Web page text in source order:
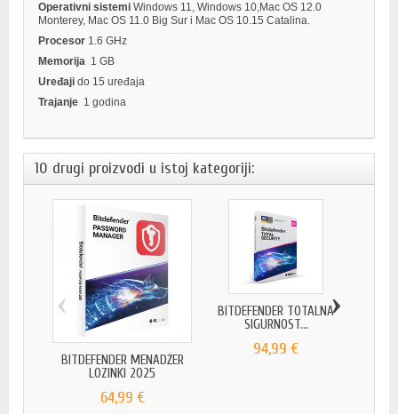
Operativni sistemi Windows 11, Windows 10,Mac OS 12.0
Monterey, Mac OS 11.0 Big Sur i Mac OS 10.15 Catalina.
Procesor 1.6 GHz
Memorija 1 GB
Uređaji do 15 uređaja
Trajanje 1 godina
10 drugi proizvodi u istoj kategoriji:
BITDEFENDER MENADŽER
LOZINKI 2025
64,99 €
BITDEFENDER TOTALNA
SIGURNOST...
94,99 €
‹ ›